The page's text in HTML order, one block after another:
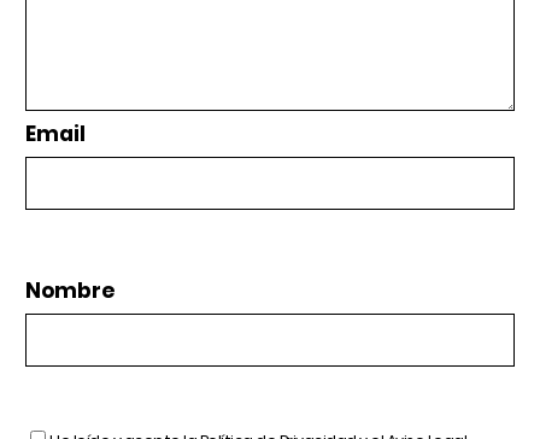
Email
Nombre